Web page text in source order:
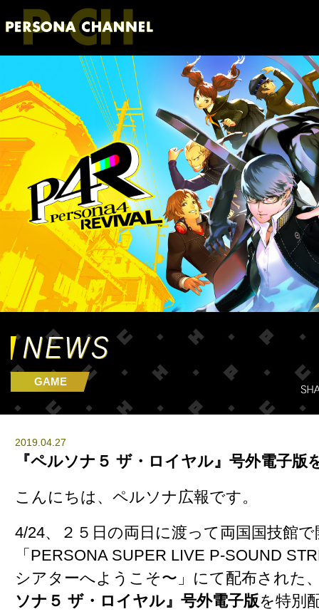
GAME
2019.04.27
『ペルソナ５ ザ・ロイヤル』号外電子版
こんにちは、ペルソナ広報です。
4/24、２５日の両日に渡って両国国技館
「PERSONA SUPER LIVE P-SOUND
シアターへようこそ〜」にて配布された
ソナ５ ザ・ロイヤル』号外電子版を特別